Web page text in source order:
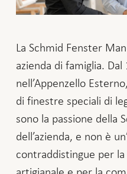
La Schmid Fenster
azienda di famiglia. Dal
nell’Appenzello
di finestre speciali di
sono la passione della
dell’azienda, e non è
contraddistingue per